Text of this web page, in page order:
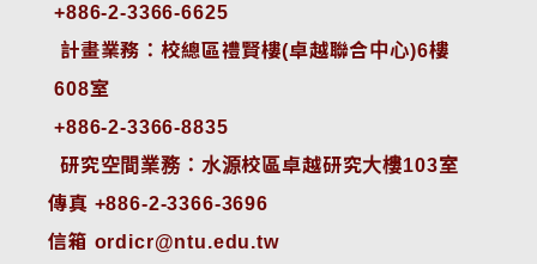
+886-2-3366-6625
計畫業務：校總區禮賢樓(卓越聯合中心)6樓
608室
+886-2-3366-8835
研究空間業務：水源校區卓越研究大樓103室
傳真 +886-2-3366-3696
信箱 ordicr@ntu.edu.tw